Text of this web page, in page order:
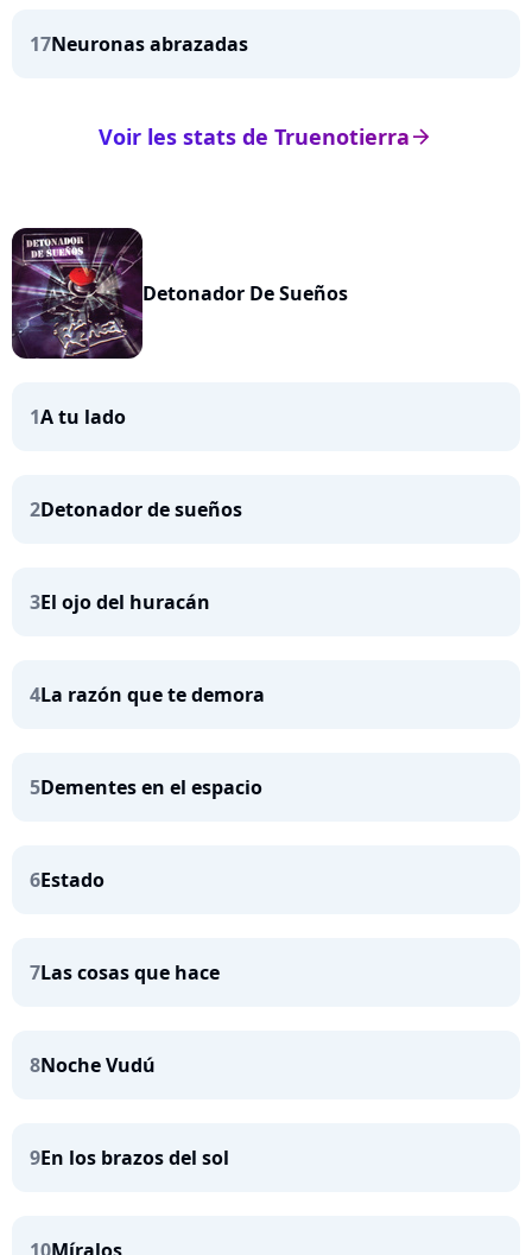
17Neuronas abrazadas
arrow_right
Voir les stats de Truenotierra
Detonador De Sueños
1A tu lado
2Detonador de sueños
3El ojo del huracán
4La razón que te demora
5Dementes en el espacio
6Estado
7Las cosas que hace
8Noche Vudú
9En los brazos del sol